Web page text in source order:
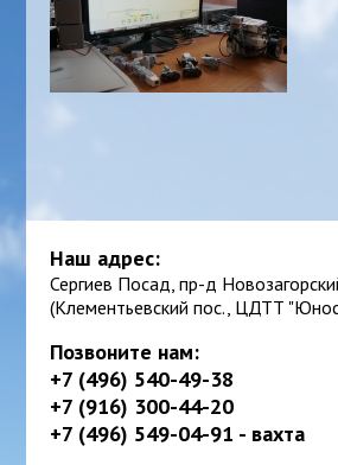
Наш адрес:
Сергиев Посад, пр-д
(Клементьевский пос., ЦДТТ
Позвоните нам:
+7 (496) 540-49-38
+7 (916) 300-44-20
+7 (496) 549-04-91 - вахта